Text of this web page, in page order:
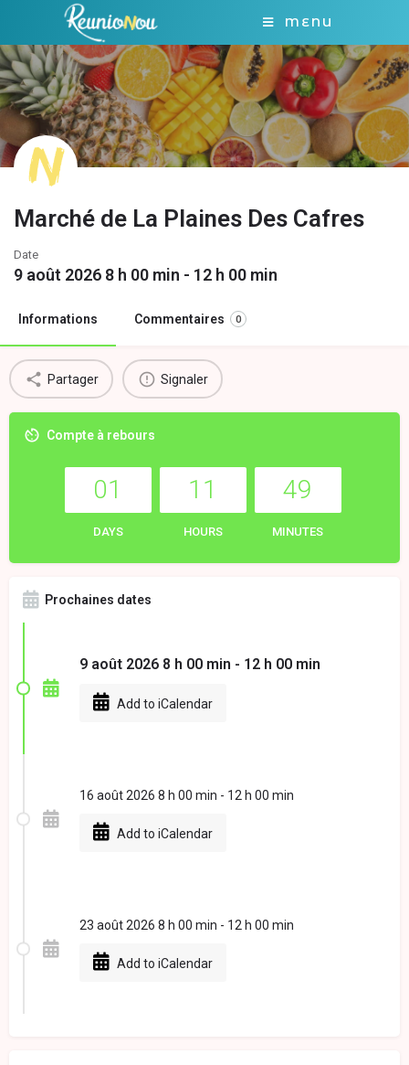
MENU
Marché de La Plaines Des Cafres
Date
9 août 2026 8 h 00 min - 12 h 00 min
Informations Commentaires 0
Partager Signaler
Compte à rebours
01
DAYS
11
HOURS
49
MINUTES
Prochaines dates
9 août 2026 8 h 00 min - 12 h 00 min
Add to iCalendar
16 août 2026 8 h 00 min - 12 h 00 min
Add to iCalendar
23 août 2026 8 h 00 min - 12 h 00 min
Add to iCalendar